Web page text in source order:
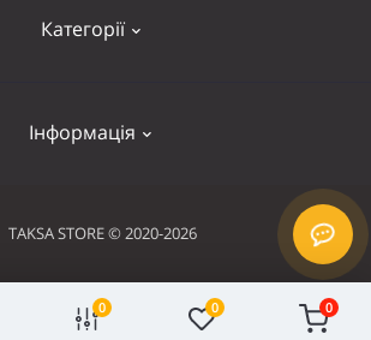
0 0 0
Категорії
Сходинки
Інформація
Умови використання
TAKSA STORE © 2020-2026